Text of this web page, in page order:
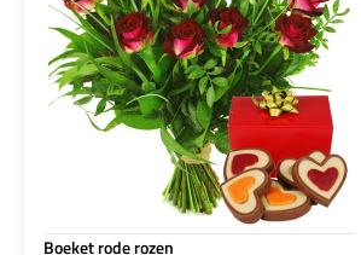
Boeket rode rozen